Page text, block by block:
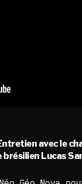
avec le
Lucas